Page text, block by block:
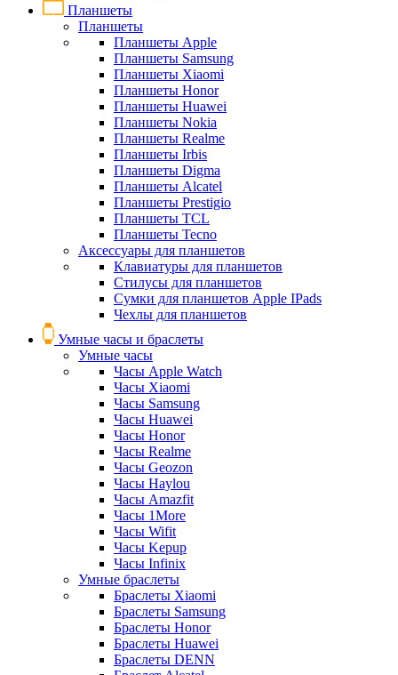
Планшеты
Планшеты
Планшеты Apple
Планшеты Samsung
Планшеты Xiaomi
Планшеты Honor
Планшеты Huawei
Планшеты Nokia
Планшеты Realme
Планшеты Irbis
Планшеты Digma
Планшеты Alcatel
Планшеты Prestigio
Планшеты TCL
Планшеты Tecno
Аксессуары для планшетов
Клавиатуры для планшетов
Стилусы для планшетов
Сумки для планшетов Apple IPads
Чехлы для планшетов
Умные часы и браслеты
Умные часы
Часы Apple Watch
Часы Xiaomi
Часы Samsung
Часы Huawei
Часы Honor
Часы Realme
Часы Geozon
Часы Haylou
Часы Amazfit
Часы 1More
Часы Wifit
Часы Kepup
Часы Infinix
Умные браслеты
Браслеты Xiaomi
Браслеты Samsung
Браслеты Honor
Браслеты Huawei
Браслеты DENN